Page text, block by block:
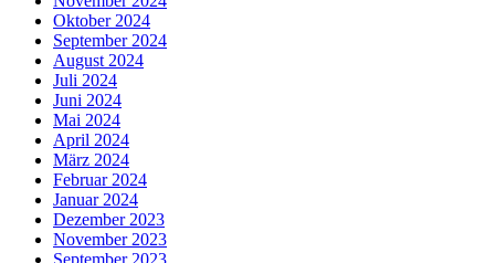
Oktober 2024
September 2024
August 2024
Juli 2024
Juni 2024
Mai 2024
April 2024
März 2024
Februar 2024
Januar 2024
Dezember 2023
November 2023